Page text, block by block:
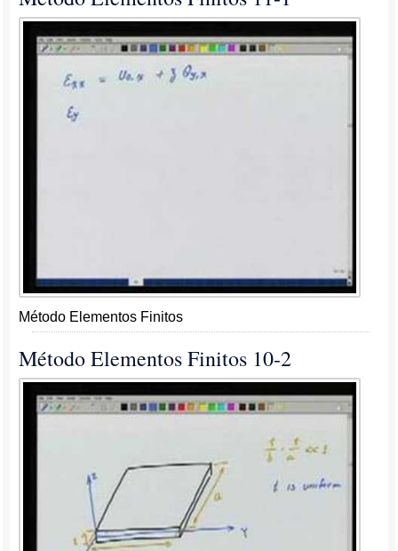
Método Elementos Finitos
Método Elementos Finitos 10-2